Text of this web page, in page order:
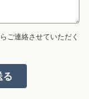
ご連絡させていただく